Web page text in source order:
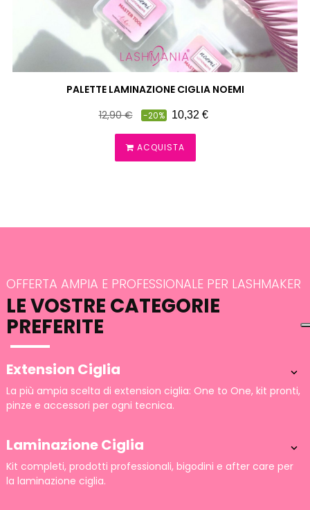
PALETTE LAMINAZIONE CIGLIA NOEMI
Prezzo
12,90 € -20% Prezzo
10,32 €
ACQUISTA
›
OFFERTA AMPIA E PROFESSIONALE PER LASHMAKER
LE VOSTRE CATEGORIE
PREFERITE
Extension Ciglia 
La più ampia scelta di extension ciglia: One to One, kit pronti,
pinze e accessori per ogni tecnica.
Laminazione Ciglia 
Kit completi, prodotti professionali, bigodini e after care per
la laminazione ciglia.